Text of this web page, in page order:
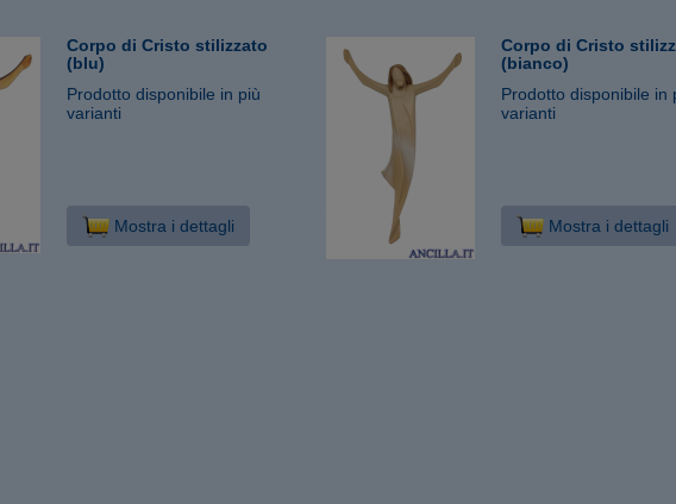
Corpo di Cristo stilizzato
(blu)
Prodotto disponibile in più
varianti
Mostra i dettagli
Corpo di Cristo
(bianco)
Prodotto disponibile in
varianti
Mostra i dettagli